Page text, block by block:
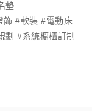
墊
飾 #軟裝 #電動床
劃 #系統櫥櫃訂制